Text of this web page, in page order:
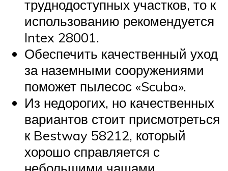
труднодоступных участков, то к
использованию рекомендуется
Intex 28001.
Обеспечить качественный уход
за наземными сооружениями
поможет пылесос «Scuba».
Из недорогих, но качественных
вариантов стоит присмотреться
к Bestway 58212, который
хорошо справляется с
небольшими чашами.